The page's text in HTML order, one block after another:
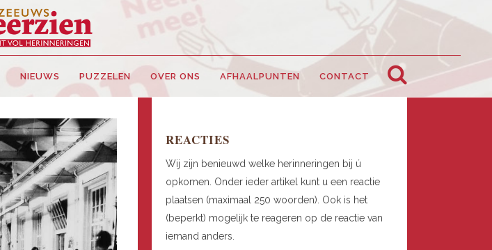
NIEUWS PUZZELEN OVER ONS AFHAALPUNTEN CONTACT
REACTIES
Wij zijn benieuwd welke herinneringen bij ú
opkomen. Onder ieder artikel kunt u een reactie
plaatsen (maximaal 250 woorden). Ook is het
(beperkt) mogelijk te reageren op de reactie van
iemand anders.